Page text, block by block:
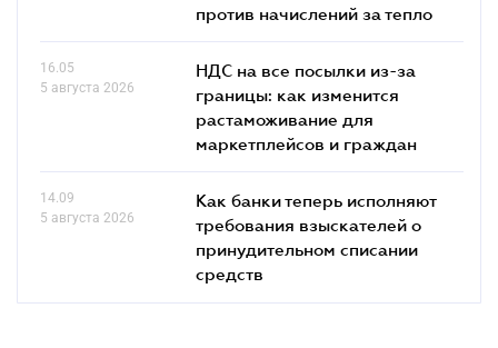
против начислений за тепло
16.05
5 августа 2026
НДС на все посылки из-за
границы: как изменится
растаможивание для
маркетплейсов и граждан
14.09
5 августа 2026
Как банки теперь исполняют
требования взыскателей о
принудительном списании
средств